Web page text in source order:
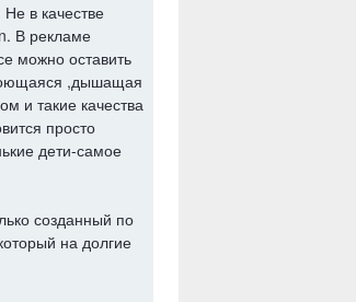
в качестве
В рекламе
можно оставить
,дышащая
и такие качества
просто
дети-самое
созданный по
на долгие